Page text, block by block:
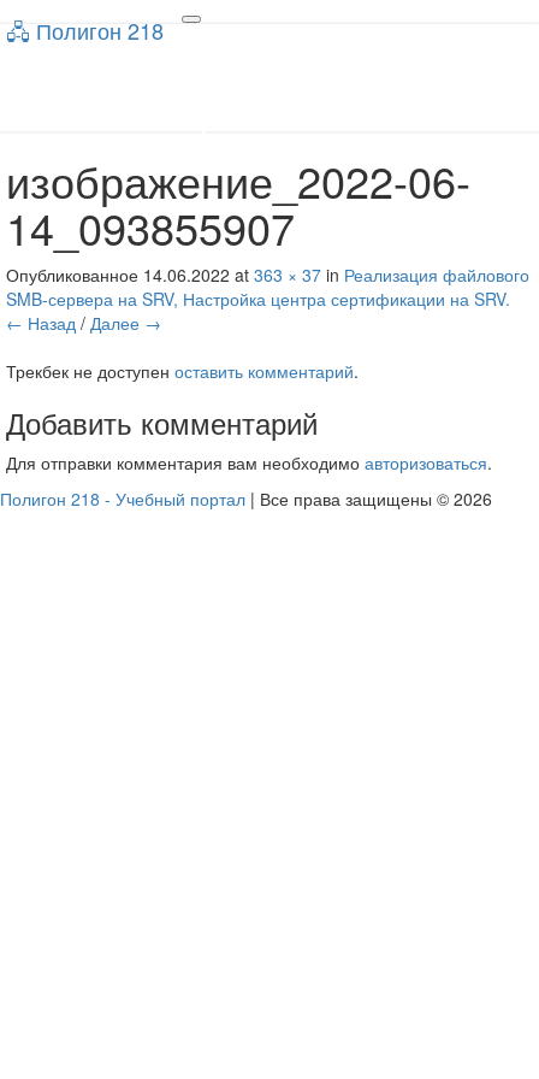
Toggle
🖧 Полигон 218
🖧 Полигон 218
изображение_2022-06-
14_093855907
Опубликованное 14.06.2022 at 363 × 37 in Реализация файлового
SMB-сервера на SRV, Настройка центра сертификации на SRV.
← Назад / Далее →
Трекбек не доступен оставить комментарий.
Добавить комментарий
Для отправки комментария вам необходимо авторизоваться.
Полигон 218 - Учебный портал | Все права защищены © 2026